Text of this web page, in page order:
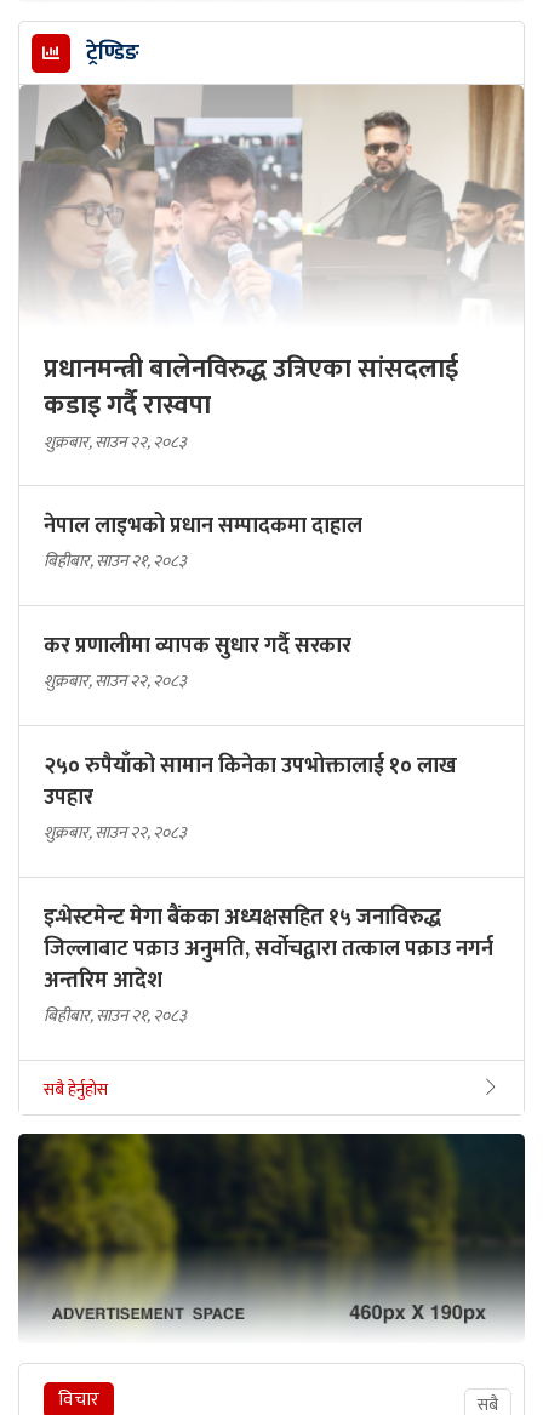
ट्रेण्डिङ
प्रधानमन्त्री बालेनविरुद्ध उत्रिएका सांसदलाई
कडाइ गर्दै रास्वपा
शुक्रबार, साउन २२, २०८३
नेपाल लाइभको प्रधान सम्पादकमा दाहाल
बिहीबार, साउन २१, २०८३
कर प्रणालीमा व्यापक सुधार गर्दै सरकार
शुक्रबार, साउन २२, २०८३
२५० रुपैयाँको सामान किनेका उपभोक्तालाई १० लाख
उपहार
शुक्रबार, साउन २२, २०८३
इन्भेस्टमेन्ट मेगा बैंकका अध्यक्षसहित १५ जनाविरुद्ध
जिल्लाबाट पक्राउ अनुमति, सर्वोचद्वारा तत्काल पक्राउ नगर्न
अन्तरिम आदेश
बिहीबार, साउन २१, २०८३
सबै हेर्नुहोस
विचार सबै